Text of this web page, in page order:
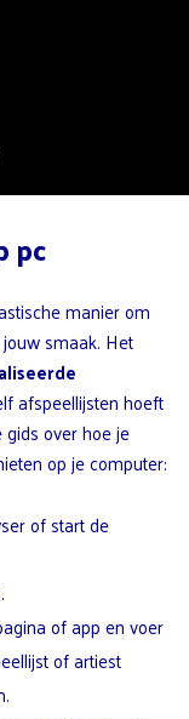
pc
manier om
smaak. Het
afspeellijsten hoeft
over hoe je
op je computer:
of start de
of app en voer
of artiest